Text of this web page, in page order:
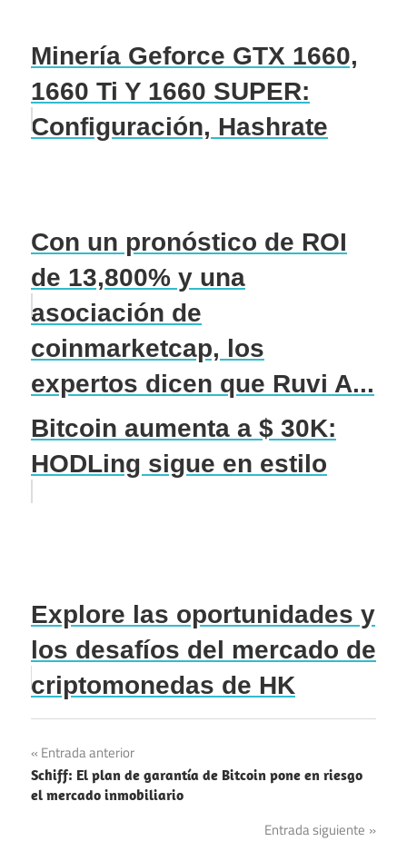
Minería Geforce GTX 1660,
1660 Ti Y 1660 SUPER:
Configuración, Hashrate
Con un pronóstico de ROI
de 13,800% y una
asociación de
coinmarketcap, los
expertos dicen que Ruvi A...
Bitcoin aumenta a $ 30K:
HODLing sigue en estilo
Explore las oportunidades y
los desafíos del mercado de
criptomonedas de HK
Navegación
de
Entrada anterior
Schiff: El plan de garantía de Bitcoin pone en riesgo
el mercado inmobiliario
Entrada siguiente